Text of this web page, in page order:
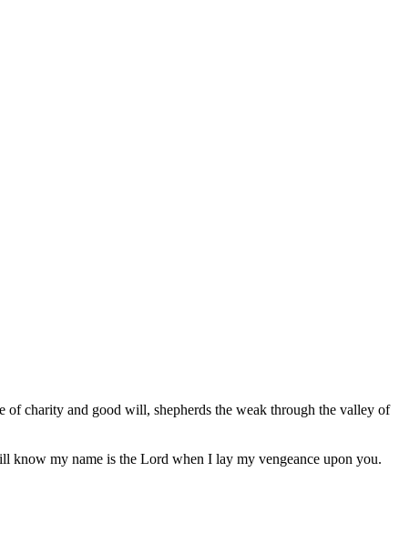
of charity and good will, shepherds the weak through the valley of
know my name is the Lord when I lay my vengeance upon you.